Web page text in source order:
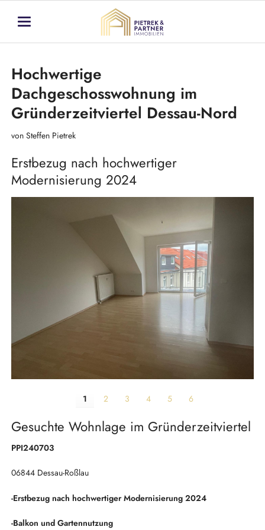
Hochwertige
Dachgeschosswohnung im
Gründerzeitviertel Dessau-Nord
von Steffen Pietrek
Erstbezug nach hochwertiger
Modernisierung 2024
1 2 3 4 5 6
Gesuchte Wohnlage im Gründerzeitviertel
PPI240703
06844 Dessau-Roßlau
-Erstbezug nach hochwertiger Modernisierung 2024
-Balkon und Gartennutzung